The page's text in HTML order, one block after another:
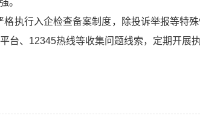
。
执行入企检查备案制度，除投诉举报等特
台、12345热线等收集问题线索，定期开展